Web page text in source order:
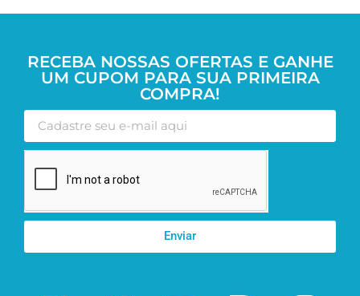
RECEBA NOSSAS OFERTAS E GANHE
UM CUPOM PARA SUA PRIMEIRA
COMPRA!
Enviar